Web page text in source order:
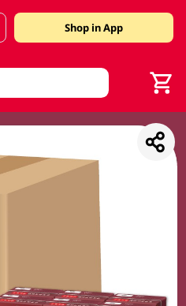
Shop in App